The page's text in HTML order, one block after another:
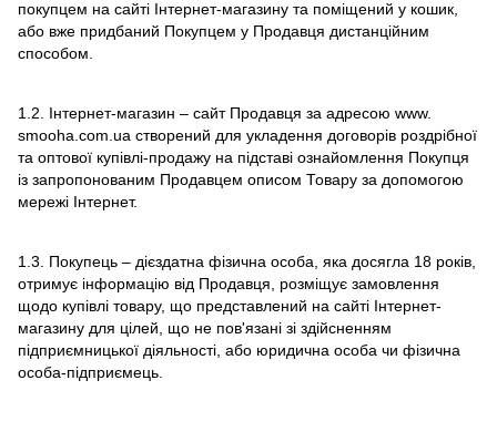
покупцем на сайті Інтернет-магазину та поміщений у кошик,
або вже придбаний Покупцем у Продавця дистанційним
способом.
1.2. Інтернет-магазин – сайт Продавця за адресою www.
smooha.com.ua створений для укладення договорів роздрібної
та оптової купівлі-продажу на підставі ознайомлення Покупця
із запропонованим Продавцем описом Товару за допомогою
мережі Інтернет.
1.3. Покупець – дієздатна фізична особа, яка досягла 18 років,
отримує інформацію від Продавця, розміщує замовлення
щодо купівлі товару, що представлений на сайті Інтернет-
магазину для цілей, що не пов'язані зі здійсненням
підприємницької діяльності, або юридична особа чи фізична
особа-підприємець.